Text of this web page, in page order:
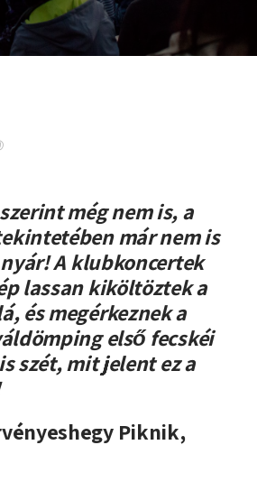
a fesztiválszezon
még nem is, a
már nem is
A klubkoncertek
lassan kiköltöztek a
és megérkeznek a
első fecskéi
szét, mit jelent ez a
Piknik,